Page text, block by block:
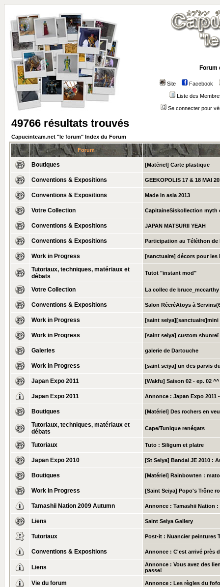
Forum
Site Facebook
Liste des
Se connecter pour
49766 résultats trouvés
Capucinteam.net "le forum" Index du Forum
Forum
Boutiques [Matériel] Carte plastique
Conventions & Expositions GEEKOPOLIS 17 & 18 MAI
Conventions & Expositions Made in asia 2013
Votre Collection CapitaineSiskollection myth
Conventions & Expositions JAPAN MATSURII YEAH
Conventions & Expositions Participation au Téléthon de
Work in Progress [sanctuaire] décors pour les
Tutoriaux, techniques, matériaux et
débats
Tutot "instant mod"
Votre Collection La collec de bruce_mccarthy
Conventions & Expositions Salon RécréAtoys à
Work in Progress [saint
Work in Progress [saint seiya] custom shunreï
Galeries galerie de Dartouche
Work in Progress [saint seiya] un des parvis
Japan Expo 2011 [Wakfu] Saison 02 - ep. 02 ^^
Japan Expo 2011 Annonce : Japan Expo 2011
Boutiques [Matériel] Des rochers en
Tutoriaux, techniques, matériaux et
débats
Cape/Tunique renégats
Tutoriaux Tuto : Siligum et platre
Japan Expo 2010 [St Seiya] Bandai JE 2010 :
Boutiques [Matériel] Rainbowten :
Work in Progress [Saint Seiya] Popo's Trône
Tamashii Nation 2009 Autumn Annonce : Tamashii Nation :
Liens Saint Seiya Gallery
Tutoriaux Post-it : Nuancier peintures
Conventions & Expositions Annonce : C'est arrivé près
Liens Annonce : Vous avez des
passe!
Vie du forum Annonce : Les règles du fofo